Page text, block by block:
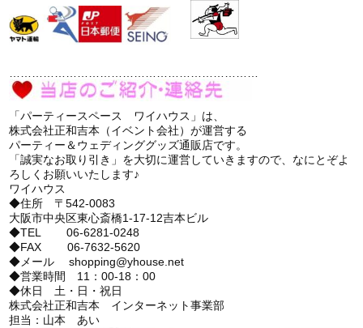
…………………………………………………………
「パーティースペース ワイハウス」は、
株式会社正和吉本（イベント会社）が運営する
パーティー＆ウェディンググッズ通販店です。
「誠実なお取り引き」を大切に運営していきますので、なにとぞよ
ろしくお願いいたします♪
ワイハウス
◆住所 〒542-0083
大阪市中央区東心斎橋1-17-12吉本ビル
◆TEL 06-6281-0248
◆FAX 06-7632-5620
◆メール shopping@yhouse.net
◆営業時間 11：00-18：00
◆休日 土・日・祝日
株式会社正和吉本 インターネット事業部
担当：山本 あい